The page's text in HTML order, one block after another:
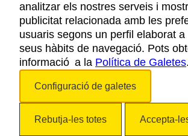
AVÍS LEGAL
POLÍTICA DE PRIVACITAT
COOKIES
ACCESSIBILITAT
analitzar els nostres serveis i
publicitat relacionada amb les
usuaris segons un perfil elaborat
seus hàbits de navegació. Pots
informació a la Política de Galetes.
Configuració de galetes
Rebutja-les totes Accepta-